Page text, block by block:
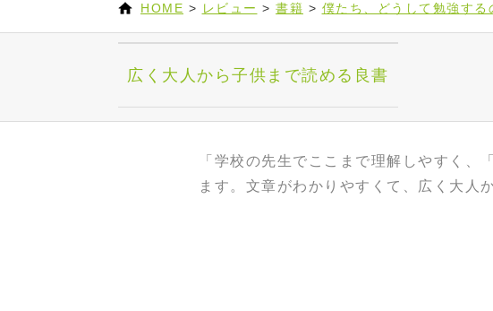
HOME > レビュー > 書籍 > 僕たち、どうして勉強する
広く大人から子供まで読める良書
「学校の先生でここまで理解しやすく
ます。 文章がわかりやすくて、広く大